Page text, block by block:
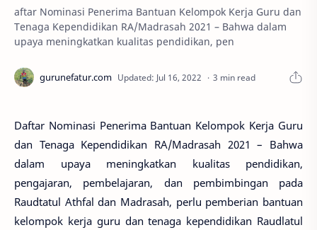
aftar Nominasi Penerima Bantuan Kelompok Kerja Guru dan
Tenaga Kependidikan RA/Madrasah 2021 – Bahwa dalam
upaya meningkatkan kualitas pendidikan, pen
3 min read
Daftar Nominasi Penerima Bantuan Kelompok Kerja Guru
dan Tenaga Kependidikan RA/Madrasah 2021 – Bahwa
dalam upaya meningkatkan kualitas pendidikan,
pengajaran, pembelajaran, dan pembimbingan pada
Raudtatul Athfal dan Madrasah, perlu pemberian bantuan
kelompok kerja guru dan tenaga kependidikan Raudlatul